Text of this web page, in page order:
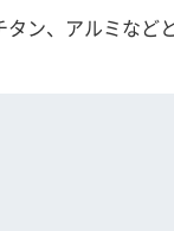
ン、アルミなど